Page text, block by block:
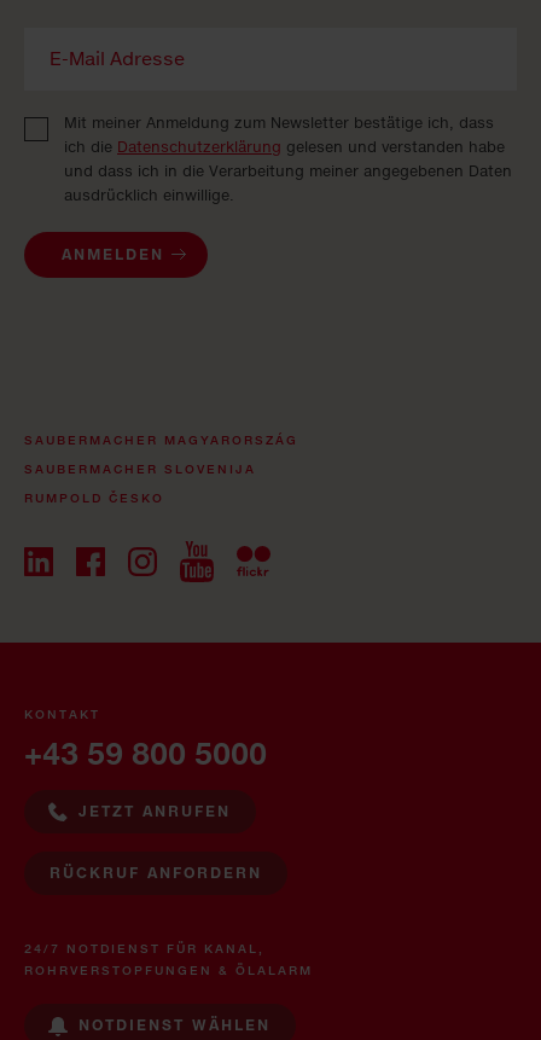
Mit meiner Anmeldung zum Newsletter bestätige ich, dass
ich die Datenschutzerklärung gelesen und verstanden habe
und dass ich in die Verarbeitung meiner angegebenen Daten
ausdrücklich einwillige.
ANMELDEN
SAUBERMACHER MAGYARORSZÁG
SAUBERMACHER SLOVENIJA
RUMPOLD ČESKO
KONTAKT
+43 59 800 5000
JETZT ANRUFEN
RÜCKRUF ANFORDERN
24/7 NOTDIENST FÜR KANAL,
ROHRVERSTOPFUNGEN & ÖLALARM
NOTDIENST WÄHLEN